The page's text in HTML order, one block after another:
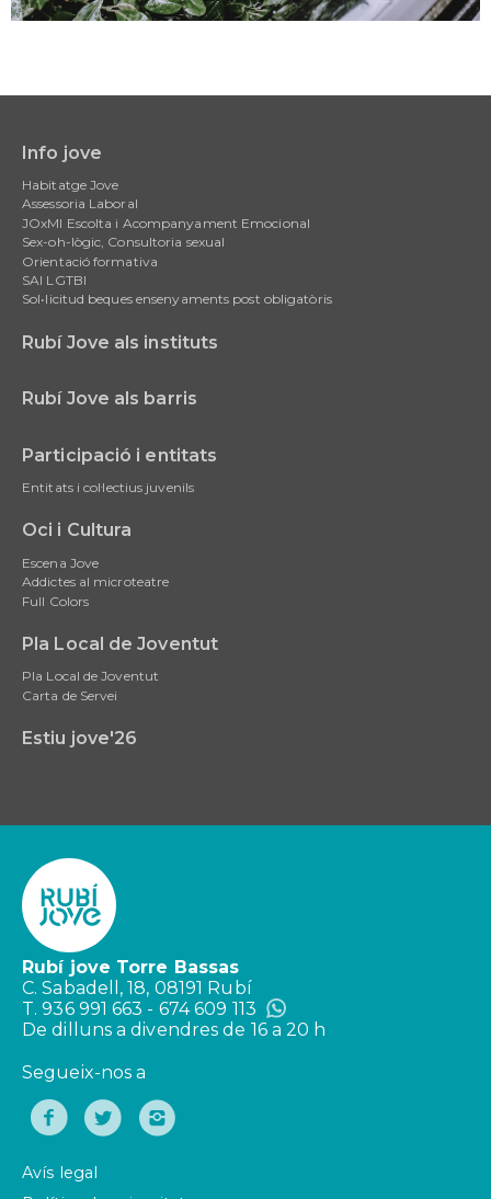
navigation
Info jove
Habitatge Jove
Assessoria Laboral
JOxMI Escolta i Acompanyament Emocional
Sex-oh-lògic, Consultoria sexual
Orientació formativa
SAI LGTBI
Sol•licitud beques ensenyaments post obligatòris
Rubí Jove als instituts
Rubí Jove als barris
Participació i entitats
Entitats i col·lectius juvenils
Oci i Cultura
Escena Jove
Addictes al microteatre
Full Colors
Pla Local de Joventut
Pla Local de Joventut
Carta de Servei
Estiu jove'26
Rubí jove Torre Bassas
C. Sabadell, 18, 08191 Rubí
T. 936 991 663 - 674 609 113
De dilluns a divendres de 16 a 20 h
Segueix-nos a
Avís legal